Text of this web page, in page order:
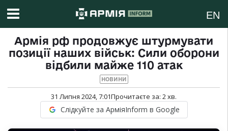
EN
Армія рф продовжує штурмувати
позиції наших військ: Сили оборони
відбили майже 110 атак
НОВИНИ
31 Липня 2024, 7:01Прочитаєте за: 2хв.
Слідкуйте за АрміяInform в Google